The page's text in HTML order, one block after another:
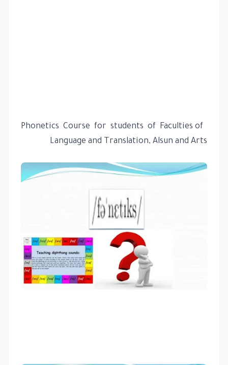
Phonetics Course for students of Faculties of
Language and Translation, Alsun and Arts